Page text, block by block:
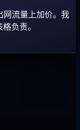
网流量上加价。我
负责。